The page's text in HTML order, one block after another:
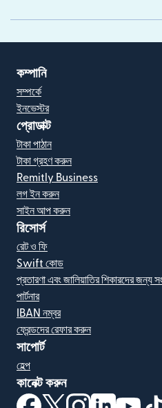
কম্পানি
সম্পর্কে
ইনভেস্টর
প্রোডাক্ট
টাকা পাঠান
টাকা গ্রহণ করুন
Remitly Business
লগ ইন করুন
সাইন আপ করুন
রিসোর্স
রেট ও ফি
Swift কোড
প্রতারণা এবং জালিয়াতির শিকারদের জন্য
পার্টনার
IBAN নম্বর
ফ্রেন্ডদের রেফার করুন
সাপোর্ট
হেল্প
কানেক্ট করুন
(নতুন উইন্ডোতে খুলবে)
(নতুন উইন্ডোতে খুলবে)
(নতুন উইন্ডোতে
(নতুন (নতুন